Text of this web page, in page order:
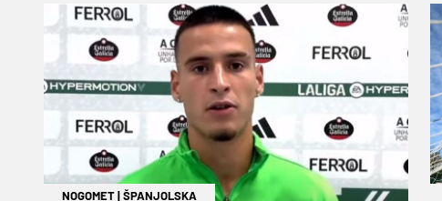
NOGOMET|ŠPANJOLSKA